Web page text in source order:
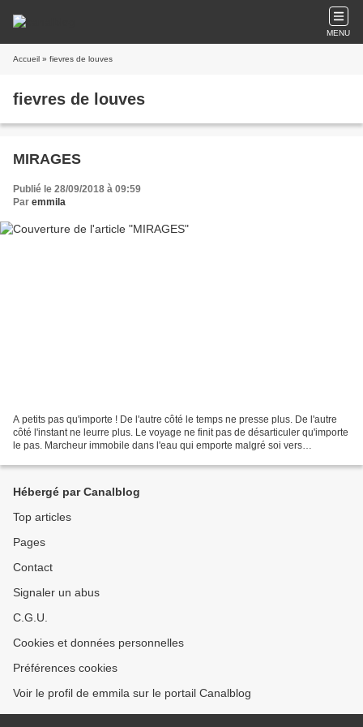
MENU
Accueil » fievres de louves
fievres de louves
MIRAGES
Publié le 28/09/2018 à 09:59
Par emmila
A petits pas qu'importe ! De l'autre côté le temps ne presse plus. De l'autre
côté l'instant ne leurre plus. Le voyage ne finit pas de désarticuler qu'importe
le pas. Marcheur immobile dans l'eau qui emporte malgré soi vers
Hébergé par Canalblog
Top articles
Pages
Contact
Signaler un abus
C.G.U.
Cookies et données personnelles
Préférences cookies
Voir le profil de emmila sur le portail Canalblog